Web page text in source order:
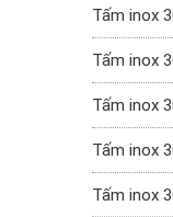
Tấm inox
Tấm inox
Tấm inox
Tấm inox
Tấm inox